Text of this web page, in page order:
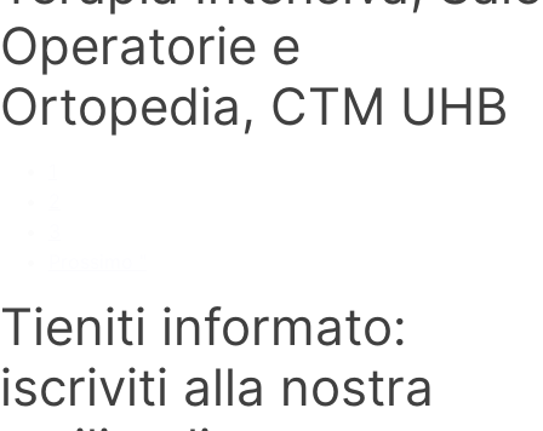
Operatorie e
Ortopedia, CTM UHB
Tieniti informato:
iscriviti alla nostra